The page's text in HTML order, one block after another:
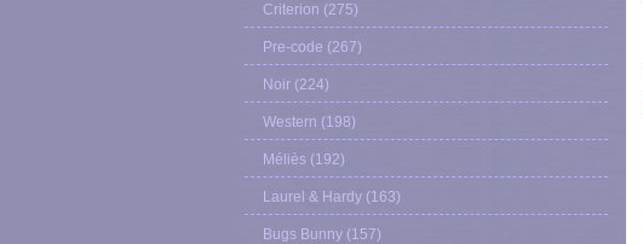
Criterion (275)
Pre-code (267)
Noir (224)
Western (198)
Méliès (192)
Laurel & Hardy (163)
Bugs Bunny (157)